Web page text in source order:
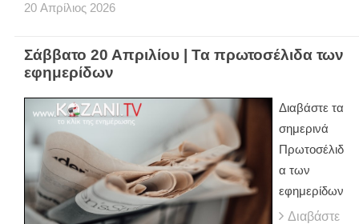
20 Απρίλιος 2026
Σάββατο 20 Απριλίου | Τα πρωτοσέλιδα των
εφημερίδων
Διαβάστε τα
σημερινά
Πρωτοσέλιδ
α των
εφημερίδων
Διαβάστε